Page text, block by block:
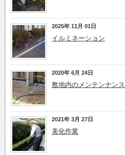
2025年 11月 01日
イルミネーション
2020年 6月 24日
敷地内のメンテンナンス
2021年 3月 27日
美化作業